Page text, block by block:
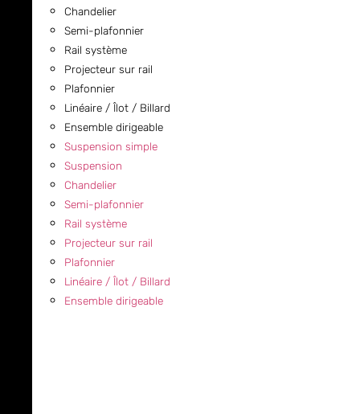
Chandelier
Semi-plafonnier
Rail système
Projecteur sur rail
Plafonnier
Linéaire / Îlot / Billard
Ensemble dirigeable
Suspension simple
Suspension
Chandelier
Semi-plafonnier
Rail système
Projecteur sur rail
Plafonnier
Linéaire / Îlot / Billard
Ensemble dirigeable